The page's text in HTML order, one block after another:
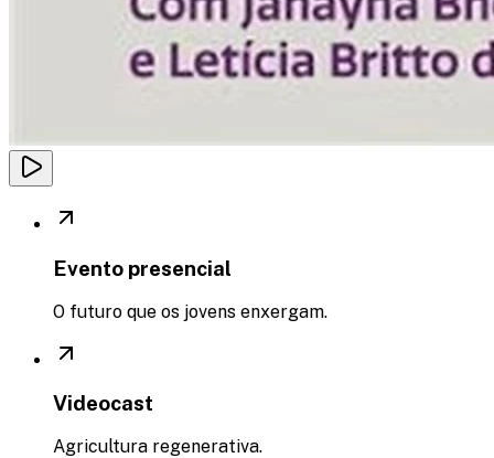
Evento presencial
O futuro que os jovens enxergam.
Videocast
Agricultura regenerativa.​